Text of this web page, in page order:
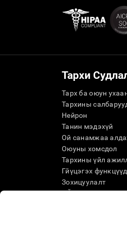
Тархи
Тарх ба оюун
Тархины
Нейрон
Танин мэдэхүй
Ой санамжаа
Оюуны хомсдол
Тархины үйл
Гйүцэгэх функцүүд
Зохицуулалт
ОЙ САНАМЖ